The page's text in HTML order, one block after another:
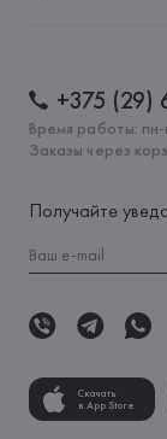
+375 (29)
Время работы:
Заказы через
Получайте
Скачать
в App Store